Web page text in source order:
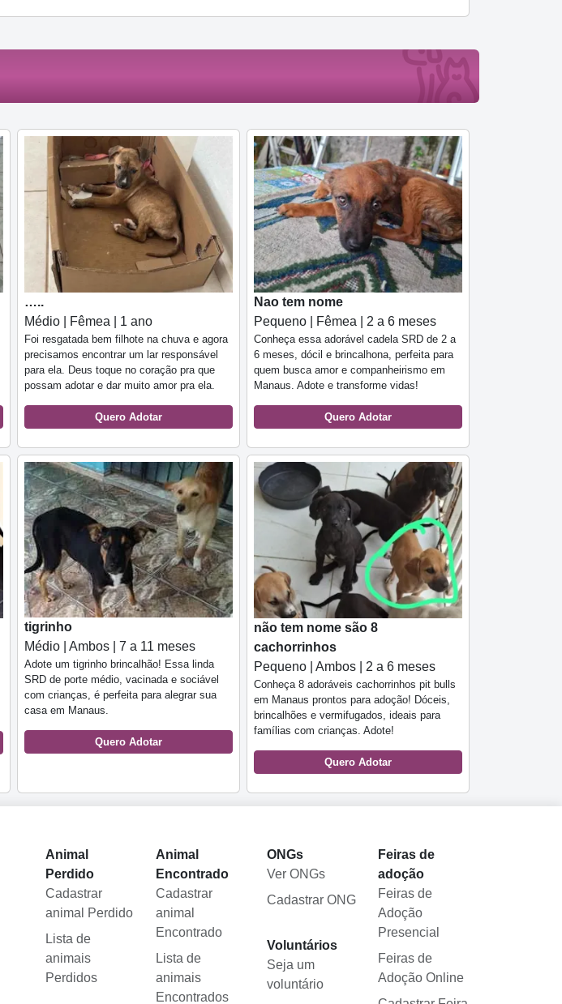
…..
Médio | Fêmea | 1 ano
Foi resgatada bem filhote na chuva e agora
precisamos encontrar um lar responsável
para ela. Deus toque no coração pra que
possam adotar e dar muito amor pra ela.
Quero Adotar
Nao tem nome
Pequeno | Fêmea | 2 a 6 meses
Conheça essa adorável cadela SRD de 2 a
6 meses, dócil e brincalhona, perfeita para
quem busca amor e companheirismo em
Manaus. Adote e transforme vidas!
Quero Adotar
tigrinho
Médio | Ambos | 7 a 11 meses
Adote um tigrinho brincalhão! Essa linda
SRD de porte médio, vacinada e sociável
com crianças, é perfeita para alegrar sua
casa em Manaus.
Quero Adotar
não tem nome são 8
cachorrinhos
Pequeno | Ambos | 2 a 6 meses
Conheça 8 adoráveis cachorrinhos pit bulls
em Manaus prontos para adoção! Dóceis,
brincalhões e vermifugados, ideais para
famílias com crianças. Adote!
Quero Adotar
Animal
Perdido
Cadastrar
animal Perdido
Lista de
animais
Perdidos
Animal
Encontrado
Cadastrar
animal
Encontrado
Lista de
animais
Encontrados
ONGs
Ver ONGs
Cadastrar ONG
Voluntários
Seja um
voluntário
Feiras de
adoção
Feiras de
Adoção
Presencial
Feiras de
Adoção Online